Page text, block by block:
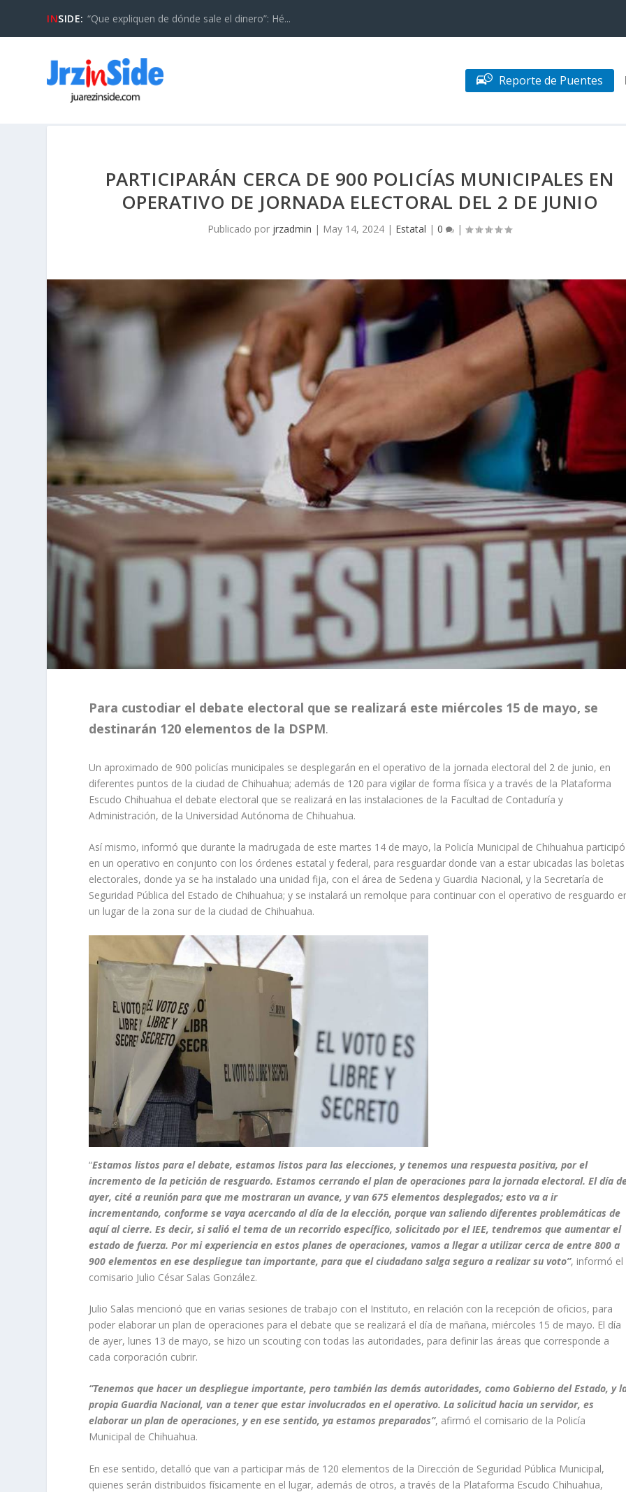
INSIDE: “Que expliquen de dónde sale el dinero”: Hé...
Reporte de Puentes
PARTICIPARÁN CERCA DE 900 POLICÍAS MUNICIPALES EN
OPERATIVO DE JORNADA ELECTORAL DEL 2 DE JUNIO
Publicado por jrzadmin | May 14, 2024 | Estatal |0 |
Para custodiar el debate electoral que se realizará este miércoles 15 de mayo, se
destinarán 120 elementos de la DSPM.
Un aproximado de 900 policías municipales se desplegarán en el operativo de la jornada electoral del 2 de junio, en
diferentes puntos de la ciudad de Chihuahua; además de 120 para vigilar de forma física y a través de la Plataforma
Escudo Chihuahua el debate electoral que se realizará en las instalaciones de la Facultad de Contaduría y
Administración, de la Universidad Autónoma de Chihuahua.
Así mismo, informó que durante la madrugada de este martes 14 de mayo, la Policía Municipal de Chihuahua participó
en un operativo en conjunto con los órdenes estatal y federal, para resguardar donde van a estar ubicadas las boletas
electorales, donde ya se ha instalado una unidad fija, con el área de Sedena y Guardia Nacional, y la Secretaría de
Seguridad Pública del Estado de Chihuahua; y se instalará un remolque para continuar con el operativo de resguardo
un lugar de la zona sur de la ciudad de Chihuahua.
“Estamos listos para el debate, estamos listos para las elecciones, y tenemos una respuesta positiva, por el
incremento de la petición de resguardo. Estamos cerrando el plan de operaciones para la jornada electoral. El día
ayer, cité a reunión para que me mostraran un avance, y van 675 elementos desplegados; esto va a ir
incrementando, conforme se vaya acercando al día de la elección, porque van saliendo diferentes problemáticas de
aquí al cierre. Es decir, si salió el tema de un recorrido específico, solicitado por el IEE, tendremos que aumentar el
estado de fuerza. Por mi experiencia en estos planes de operaciones, vamos a llegar a utilizar cerca de entre 800 a
900 elementos en ese despliegue tan importante, para que el ciudadano salga seguro a realizar su voto”, informó el
comisario Julio César Salas González.
Julio Salas mencionó que en varias sesiones de trabajo con el Instituto, en relación con la recepción de oficios, para
poder elaborar un plan de operaciones para el debate que se realizará el día de mañana, miércoles 15 de mayo. El día
de ayer, lunes 13 de mayo, se hizo un scouting con todas las autoridades, para definir las áreas que corresponde a
cada corporación cubrir.
“Tenemos que hacer un despliegue importante, pero también las demás autoridades, como Gobierno del Estado, y
propia Guardia Nacional, van a tener que estar involucrados en el operativo. La solicitud hacia un servidor, es
elaborar un plan de operaciones, y en ese sentido, ya estamos preparados”, afirmó el comisario de la Policía
Municipal de Chihuahua.
En ese sentido, detalló que van a participar más de 120 elementos de la Dirección de Seguridad Pública Municipal,
quienes serán distribuidos físicamente en el lugar, además de otros, a través de la Plataforma Escudo Chihuahua,